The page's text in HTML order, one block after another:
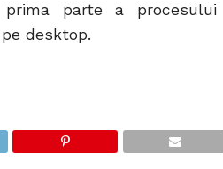
parte a procesului
desktop.